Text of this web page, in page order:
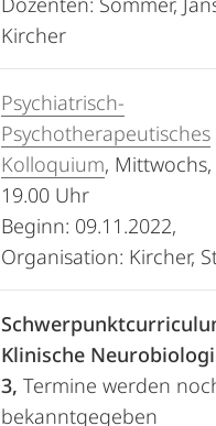
Kircher
Psychiatrisch-
Psychotherapeutisches
Kolloquium,
19.00 Uhr
Beginn: 09.11.2022,
Organisation: Kircher,
Klinische
3, Termine werden
bekanntgegeben